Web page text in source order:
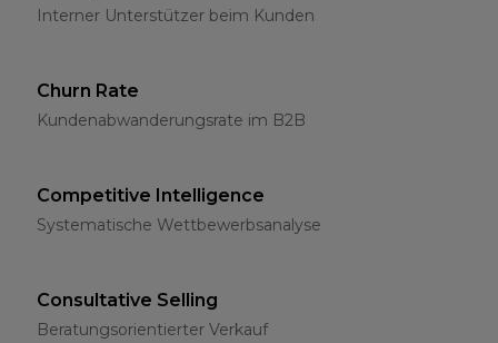
Interner Unterstützer beim Kunden
Churn Rate
Kundenabwanderungsrate im B2B
Competitive Intelligence
Systematische Wettbewerbsanalyse
Consultative Selling
Beratungsorientierter Verkauf